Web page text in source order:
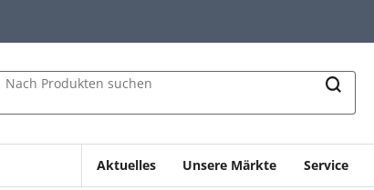
Nach Produkten suchen
Aktuelles Unsere Märkte Service